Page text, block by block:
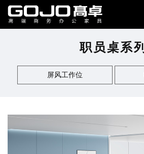
职员桌系列
屏风工作位